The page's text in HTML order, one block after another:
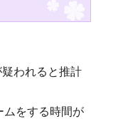
われると推計
ムをする時間が